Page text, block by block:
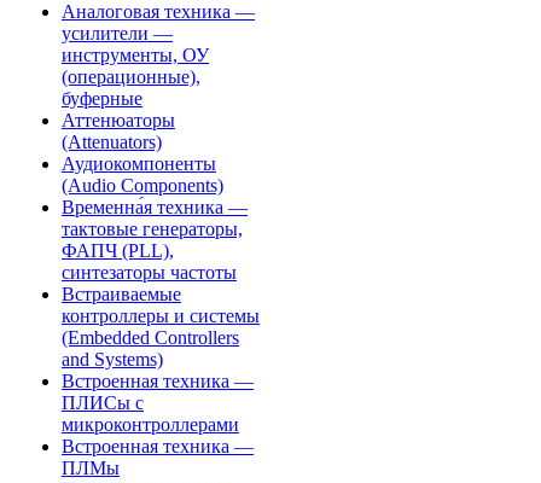
Аналоговая техника —
усилители —
инструменты, ОУ
(операционные),
буферные
Аттенюаторы
(Attenuators)
Аудиокомпоненты
(Audio Components)
Временна́я техника —
тактовые генераторы,
ФАПЧ (PLL),
синтезаторы частоты
Встраиваемые
контроллеры и системы
(Embedded Controllers
and Systems)
Встроенная техника —
ПЛИСы с
микроконтроллерами
Встроенная техника —
ПЛМы